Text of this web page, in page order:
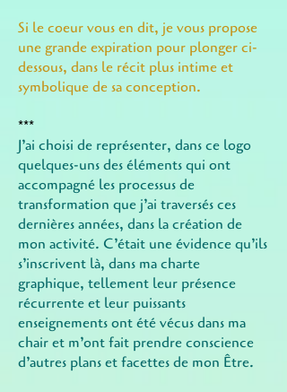
Si lecoeur vous en dit, je vous propose
une grande expiration pour plonger ci-
dessous, dans le récit plus intime et
symbolique de sa conception.
***
J’ai choisi de représenter, dans ce logo
quelques-uns des éléments qui ont
accompagné les processus de
transformation que j’ai traversés ces
dernières années, dans la création de
mon activité. C’était une évidence qu’ils
s’inscrivent là, dans ma charte
graphique, tellement leur présence
récurrente et leur puissants
enseignements ont été vécus dans ma
chair et m’ont fait prendre conscience
d’autres plans et facettes de mon Être.